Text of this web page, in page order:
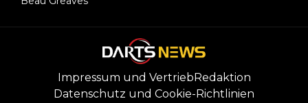
Impressum und VertriebRedaktion
Datenschutz und Cookie-Richtlinien